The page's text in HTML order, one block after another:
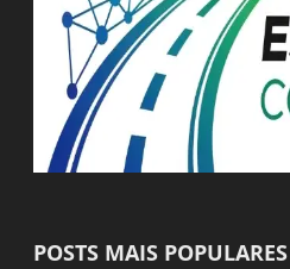
POSTS MAIS POPULARES